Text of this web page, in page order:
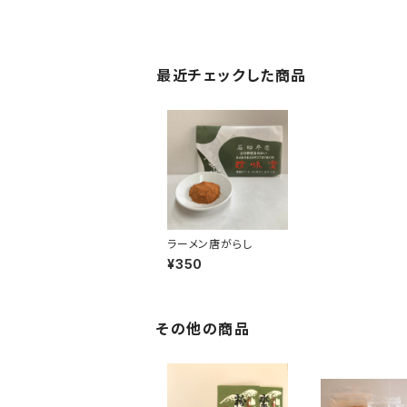
最近チェックした商品
ラーメン唐がらし
¥350
その他の商品